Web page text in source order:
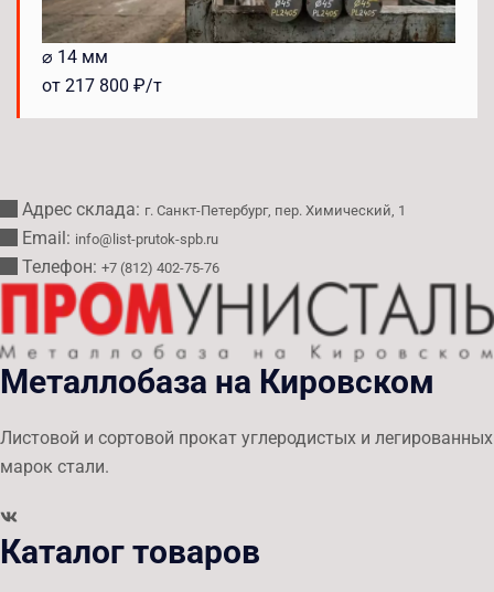
⌀ 14 мм
от 217 800 ₽/т
Адрес склада: г. Санкт-Петербург, пер. Химический, 1
Email: info@list-prutok-spb.ru
Телефон: +7 (812) 402-75-76
Металлобаза на Кировском
Листовой и сортовой прокат углеродистых и легированных
марок стали.
Каталог товаров